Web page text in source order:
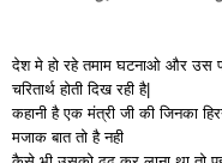
देश मे हो रहे तमाम घटनाओ और उस
चरितार्थ होती दिख रही है|
कहानी है एक मंत्री जी की जिनका
मजाक बात तो है नही